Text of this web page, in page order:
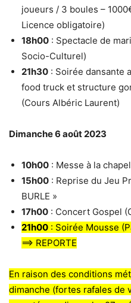
joueurs / 3 boules –
Licence obligatoire)
18h00 : Spectacle de
Socio-Culturel)
21h30 : Soirée dansante
food truck et structure
(Cours Albéric Laurent)
Dimanche 6 août 2023
10h00 : Messe à la
15h00 : Reprise du Jeu
BURLE »
17h00 : Concert Gospel
21h00 : Soirée Mousse
==> REPORTE
En raison des conditions
dimanche (fortes rafales de